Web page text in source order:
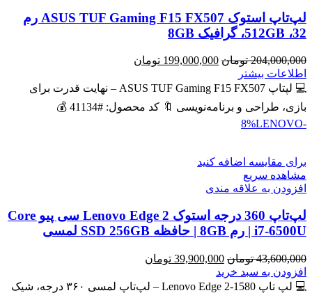
لپ‌تاپ استوک ASUS TUF Gaming F15 FX507 رم
32، 512GB، گرافیک 8GB
204,000,000 تومان قیمت
204,000,000 تومان
199,000,000 تومان
199,000,000 تومان
است.
اطلاعات بیشتر
💻 لپتاپ ASUS TUF Gaming F15 FX507 – نهایت قدرت برای
بازی، طراحی و برنامه‌نویسی 🔖 کد محصول: #41134 💰
-8%
LENOVO
برای مقایسه اضافه کنید
مشاهده سریع
افزودن به علاقه مندی
لپ‌تاپ 360 درجه استوک Lenovo Edge 2 سی پیو Core
i7-6500U | رم 8GB | حافظه SSD 256GB لمسی
43,600,000 تومان قیمت
اصلی
43,600,000 تومان
39,900,000 تومان
39,900,000 تومان
افزودن به سبد خرید
💻 لپ تاپ Lenovo Edge 2-1580 – لپ‌تاپ لمسی ۳۶۰ درجه، شیک